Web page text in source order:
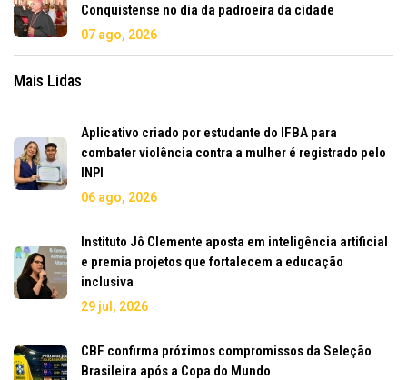
Conquistense no dia da padroeira da cidade
07 ago, 2026
Mais Lidas
Aplicativo criado por estudante do IFBA para
combater violência contra a mulher é registrado pelo
INPI
06 ago, 2026
Instituto Jô Clemente aposta em inteligência artificial
e premia projetos que fortalecem a educação
inclusiva
29 jul, 2026
CBF confirma próximos compromissos da Seleção
Brasileira após a Copa do Mundo